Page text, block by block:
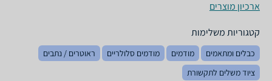
ארכיון מוצרים
קטגוריות משלימות
כבלים ומתאמים מודמים מודמים סלולריים
ראוטרים / נתבים
ציוד משלים לתקשורת